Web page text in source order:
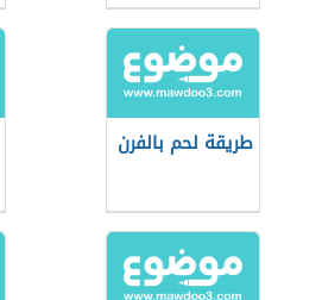
طريقة لحم بالفرن